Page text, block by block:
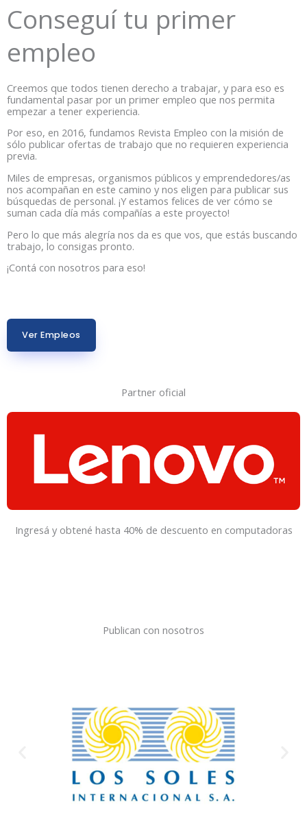
Conseguí tu primer
empleo
Creemos que todos tienen derecho a trabajar, y para eso es
fundamental pasar por un primer empleo que nos permita
empezar a tener experiencia.
Por eso, en 2016, fundamos Revista Empleo con la misión de
sólo publicar ofertas de trabajo que no requieren experiencia
previa.
Miles de empresas, organismos públicos y emprendedores/as
nos acompañan en este camino y nos eligen para publicar sus
búsquedas de personal. ¡Y estamos felices de ver cómo se
suman cada día más compañías a este proyecto!
Pero lo que más alegría nos da es que vos, que estás buscando
trabajo, lo consigas pronto.
¡Contá con nosotros para eso!
Ver Empleos
Partner oficial
Ingresá y obtené hasta 40% de descuento en computadoras
Publican con nosotros